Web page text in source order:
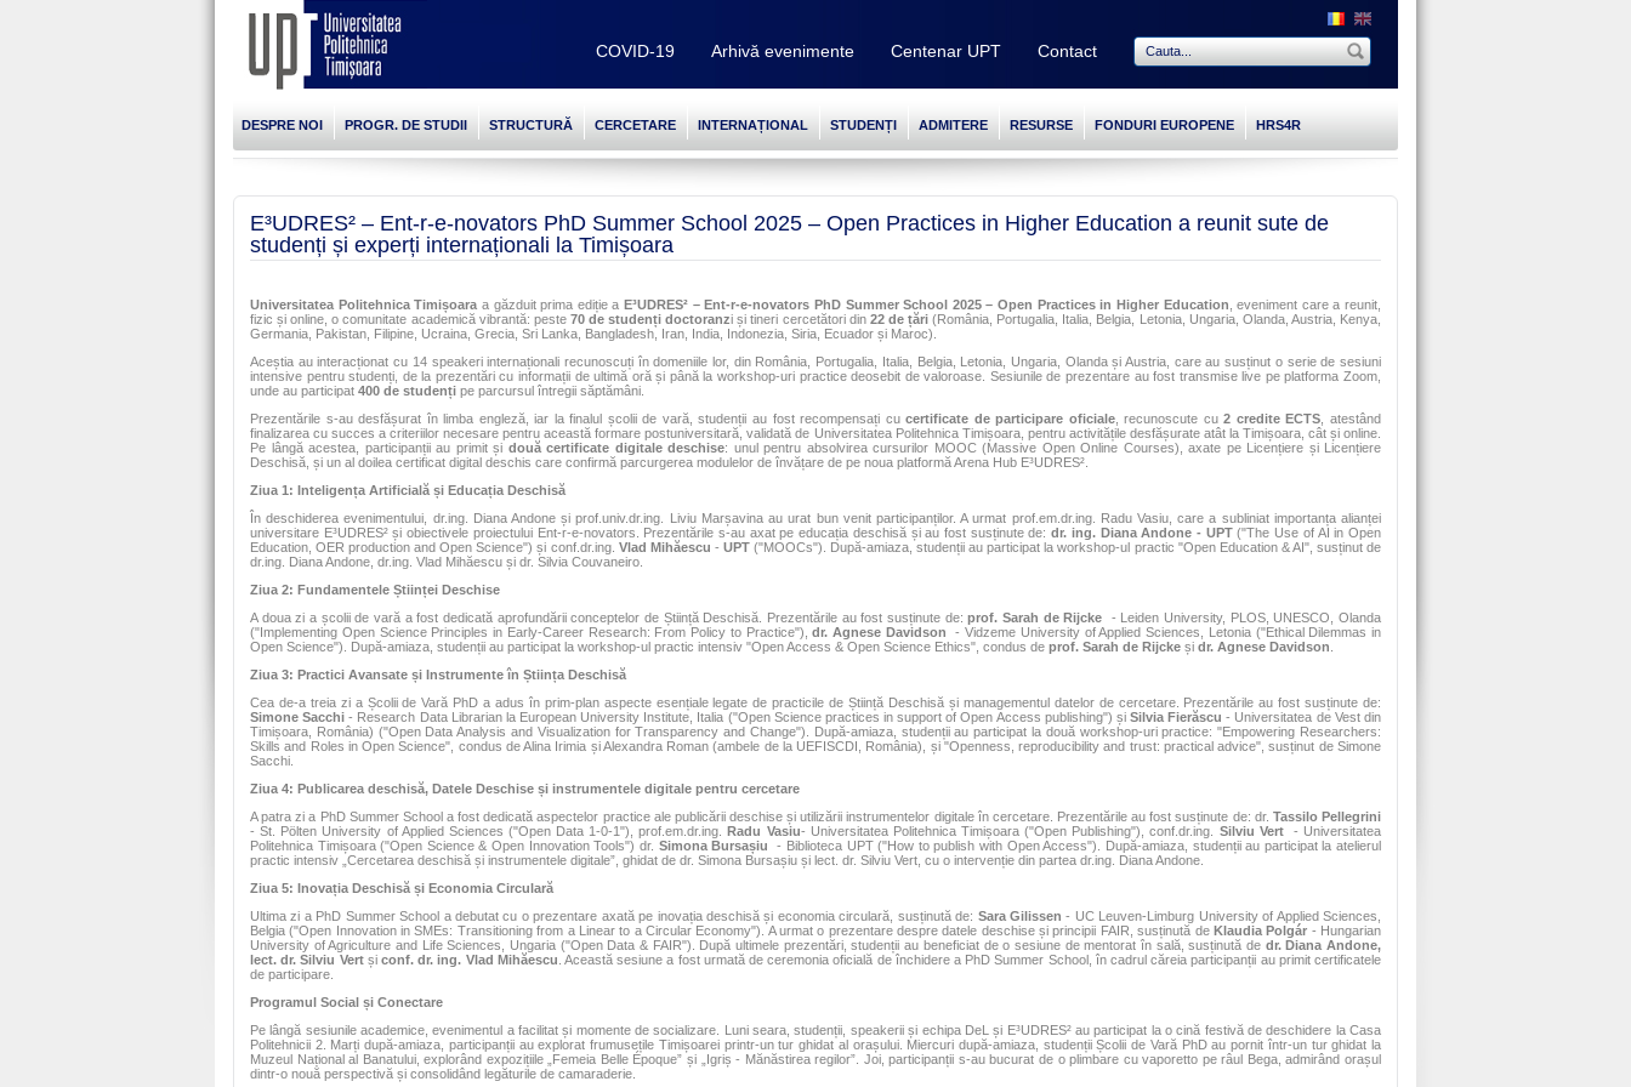
Contact
Centenar UPT
Arhivă evenimente
COVID-19
DESPRE NOI PROGR. DE STUDII STRUCTURĂ CERCETARE INTERNAȚIONAL STUDENȚI ADMITERE RESURSE FONDURI EUROPENE HRS4R
E³UDRES² – Ent-r-e-novators PhD Summer School 2025 – Open Practices in Higher Education a reunit sute de
studenți și experți internaționali la Timișoara
Universitatea Politehnica Timișoara a găzduit prima ediție a E³UDRES² – Ent-r-e-novators PhD Summer School 2025 – Open Practices in Higher Education , eveniment care a reunit,
fizic și online, o comunitate academică vibrantă: peste 70 de studenți doctoranzi și tineri cercetători din 22 de țări (România, Portugalia, Italia, Belgia, Letonia, Ungaria, Olanda, Austria, Kenya,
Germania, Pakistan, Filipine, Ucraina, Grecia, Sri Lanka, Bangladesh, Iran, India, Indonezia, Siria, Ecuador și Maroc).
Aceștia au interacționat cu 14 speakeri internaționali recunoscuți în domeniile lor, din România, Portugalia, Italia, Belgia, Letonia, Ungaria, Olanda și Austria, care au susținut o serie de sesiuni
intensive pentru studenți, de la prezentări cu informații de ultimă oră și până la workshop-uri practice deosebit de valoroase. Sesiunile de prezentare au fost transmise live pe platforma Zoom,
unde au participat 400 de studenți pe parcursul întregii săptămâni.
Prezentările s-au desfășurat în limba engleză, iar la finalul școlii de vară, studenții au fost recompensați cucertificate de participare oficiale, recunoscute cu2 credite ECTS , atestând
finalizarea cu succes a criteriilor necesare pentru această formare postuniversitară, validată de Universitatea Politehnica Timișoara, pentru activitățile desfășurate atât la Timișoara, cât și online.
Pe lângă acestea, participanții au primit și două certificate digitale deschise: unul pentru absolvirea cursurilor MOOC (Massive Open Online Courses), axate pe Licențiere și Licențiere
Deschisă, și un al doilea certificat digital deschis care confirmă parcurgerea modulelor de învățare de pe noua platformă Arena Hub E³UDRES².
Ziua 1: Inteligența Artificială și Educația Deschisă
În deschiderea evenimentului, dr.ing. Diana Andone și prof.univ.dr.ing. Liviu Marșavina au urat bun venit participanților. A urmat prof.em.dr.ing. Radu Vasiu, care a subliniat importanța alianței
universitare E³UDRES² și obiectivele proiectului Ent-r-e-novators. Prezentările s-au axat pe educația deschisă și au fost susținute de:dr. ing. Diana Andone - UPT("The Use of AI in Open
Education, OER production and Open Science") și conf.dr.ing. Vlad Mihăescu - UPT("MOOCs"). După-amiaza, studenții au participat la workshop-ul practic "Open Education & AI", susținut de
dr.ing. Diana Andone, dr.ing. Vlad Mihăescu și dr. Silvia Couvaneiro.
Ziua 2: Fundamentele Științei Deschise
A doua zi a școlii de vară a fost dedicată aprofundării conceptelor de Știință Deschisă. Prezentările au fost susținute de:prof. Sarah de Rijcke - Leiden University, PLOS, UNESCO, Olanda
("Implementing Open Science Principles in Early-Career Research: From Policy to Practice"),dr. Agnese Davidson - Vidzeme University of Applied Sciences, Letonia ("Ethical Dilemmas in
Open Science"). După-amiaza, studenții au participat la workshop-ul practic intensiv "Open Access & Open Science Ethics", condus de prof. Sarah de Rijcke și dr. Agnese Davidson
Ziua 3: Practici Avansate și Instrumente în Știința Deschisă
Cea de-a treia zi a Școlii de Vară PhD a adus în prim-plan aspecte esențiale legate de practicile de Știință Deschisă și managementul datelor de cercetare. Prezentările au fost susținute de:
Simone Sacchi - Research Data Librarian la European University Institute, Italia ("Open Science practices in support of Open Access publishing") șiSilvia Fierăscu - Universitatea de Vest din
Timișoara, România) ("Open Data Analysis and Visualization for Transparency and Change"). După-amiaza, studenții au participat la două workshop-uri practice: "Empowering Researchers:
Skills and Roles in Open Science", condus de Alina Irimia și Alexandra Roman (ambele de la UEFISCDI, România), și "Openness, reproducibility and trust: practical advice", susținut de Simone
Sacchi.
Ziua 4: Publicarea deschisă, Datele Deschise și instrumentele digitale pentru cercetare
A patra zi a PhD Summer School a fost dedicată aspectelor practice ale publicării deschise și utilizării instrumentelor digitale în cercetare. Prezentările au fost susținute de: dr. Tassilo Pellegrini
- St. Pölten University of Applied Sciences ("Open Data 1-0-1"), prof.em.dr.ing.Radu Vasiu- Universitatea Politehnica Timișoara ("Open Publishing"), conf.dr.ing. Silviu Vert- Universitatea
Politehnica Timișoara ("Open Science & Open Innovation Tools") dr. Simona Bursașiu - Biblioteca UPT ("How to publish with Open Access"). După-amiaza, studenții au participat la atelierul
practic intensiv „Cercetarea deschisă și instrumentele digitale”, ghidat de dr. Simona Bursașiu și lect. dr. Silviu Vert, cu o intervenție din partea dr.ing. Diana Andone.
Ziua 5: Inovația Deschisă și Economia Circulară
Ultima zi a PhD Summer School a debutat cu o prezentare axată pe inovația deschisă și economia circulară, susținută de: Sara Gilissen - UC Leuven-Limburg University of Applied Sciences,
Belgia ("Open Innovation in SMEs: Transitioning from a Linear to a Circular Economy"). A urmat o prezentare despre datele deschise și principii FAIR, susținută de Klaudia Polgár - Hungarian
University of Agriculture and Life Sciences, Ungaria ("Open Data & FAIR"). După ultimele prezentări, studenții au beneficiat de o sesiune de mentorat în sală, susținută de dr. Diana Andone,
lect. dr. Silviu Vertșiconf. dr. ing. Vlad Mihăescu . Această sesiune a fost urmată de ceremonia oficială de închidere a PhD Summer School, în cadrul căreia participanții au primit certificatele
de participare.
Programul Social și Conectare
Pe lângă sesiunile academice, evenimentul a facilitat și momente de socializare. Luni seara, studenții, speakerii și echipa DeL și E³UDRES² au participat la o cină festivă de deschidere la Casa
Politehnicii 2. Marți după-amiaza, participanții au explorat frumusețile Timișoarei printr-un tur ghidat al orașului. Miercuri după-amiaza, studenții Școlii de Vară PhD au pornit într-un tur ghidat la
Muzeul Național al Banatului, explorând expozițiile „Femeia Belle Époque” și „Igriș - Mănăstirea regilor”. Joi, participanții s-au bucurat de o plimbare cu vaporetto pe râul Bega, admirând orașul
dintr-o nouă perspectivă și consolidând legăturile de camaraderie.